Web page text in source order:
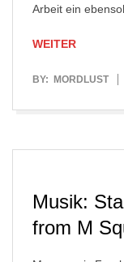
Arbeit ein
WEITER
2017-
BY: MORDLUST
Musik:
from M